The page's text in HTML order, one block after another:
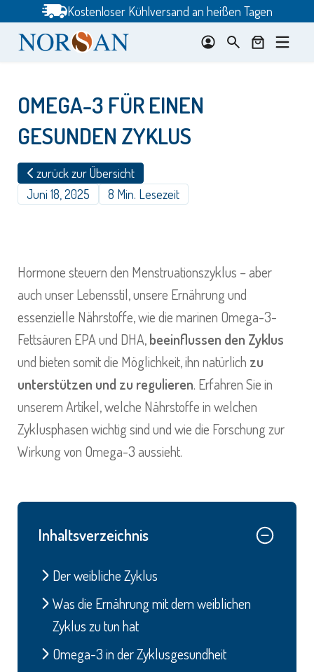
springen
Kostenloser Kühlversand an heißen Tagen
OMEGA-3 FÜR EINEN
GESUNDEN ZYKLUS
zurück zur Übersicht
Juni 18, 2025
8 Min. Lesezeit
Hormone steuern den Menstruationszyklus – aber
auch unser Lebensstil, unsere Ernährung und
essenzielle Nährstoffe, wie die marinen Omega-3-
Fettsäuren EPA und DHA,beeinflussen den Zyklus
und bieten somit die Möglichkeit, ihn natürlich zu
unterstützen und zu regulieren. Erfahren Sie in
unserem Artikel, welche Nährstoffe in welchen
Zyklusphasen wichtig sind und wie die Forschung zur
Wirkung von Omega-3 aussieht.
Inhaltsverzeichnis
Der weibliche Zyklus
Was die Ernährung mit dem weiblichen
Zyklus zu tun hat
Omega-3 in der Zyklusgesundheit